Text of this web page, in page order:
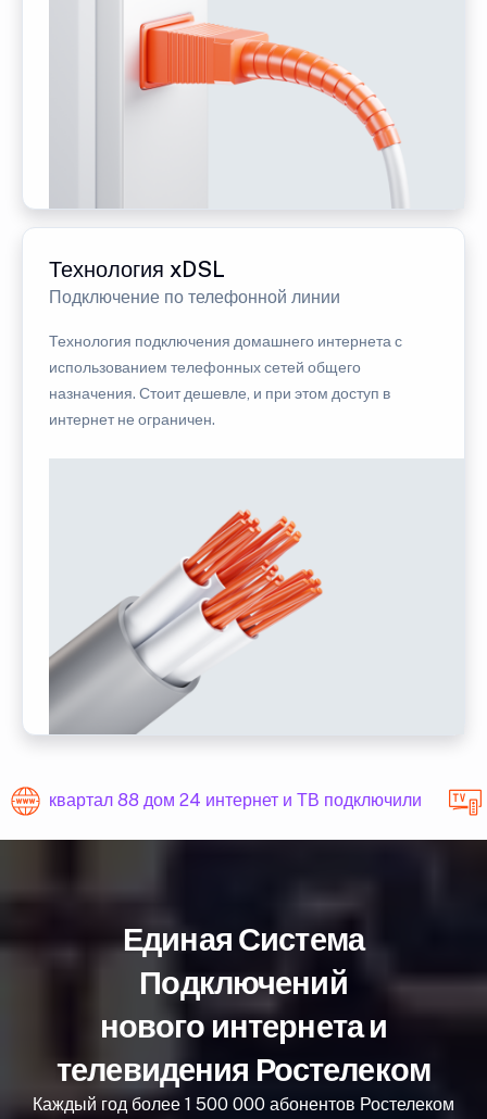
Технология xDSL
Подключение по телефонной линии
Технология подключения домашнего интернета с
использованием телефонных сетей общего
назначения. Стоит дешевле, и при этом доступ в
интернет не ограничен.
квартал 88 дом 24 интернет и ТВ подключили
Единая Система
Подключений
нового интернета и
телевидения Ростелеком
Каждый год более 1 500 000 абонентов Ростелеком